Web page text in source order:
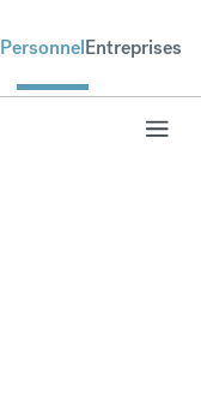
PersonnelEntreprises